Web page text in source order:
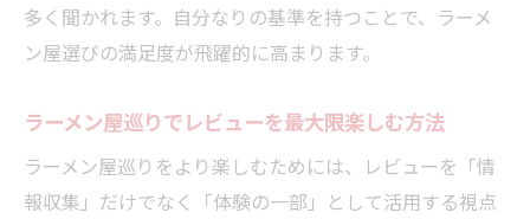
多く聞かれます。自分なりの基準を持つことで、ラーメ
ン屋選びの満足度が飛躍的に高まります。
ラーメン屋巡りでレビューを最大限楽しむ方法
ラーメン屋巡りをより楽しむためには、レビューを「情
報収集」だけでなく「体験の一部」として活用する視点